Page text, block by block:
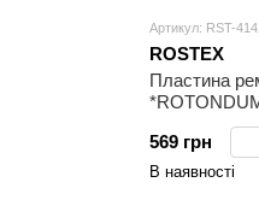
Артикул: RST-
ROSTEX
Пластина
569 грн
В наявності